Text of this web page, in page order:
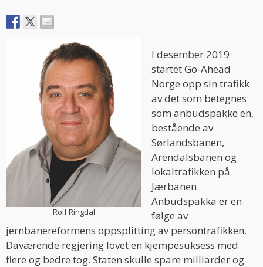
Rolf Ringdal
I desember 2019
startet Go-Ahead
Norge opp sin trafikk
av det som betegnes
som anbudspakke en,
bestående av
Sørlandsbanen,
Arendalsbanen og
lokaltrafikken på
Jærbanen.
Anbudspakka er en
følge av
jernbanereformens oppsplitting av persontrafikken.
Daværende regjering lovet en kjempesuksess med
flere og bedre tog. Staten skulle spare milliarder og